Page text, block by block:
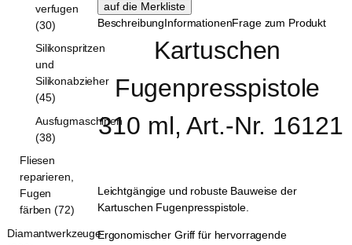
BeschreibungInformationenFrage zum Produkt
Kartuschen
Fugenpresspistole
310 ml, Art.-Nr. 16121
Leichtgängige und robuste Bauweise der
Kartuschen Fugenpresspistole.
Ergonomischer Griff für hervorragende
verfugen
(30)
Silikonspritzen
und
Silikonabzieher
(45)
Ausfugmaschinen
(38)
Fliesen
reparieren,
Fugen
färben (72)
Diamantwerkzeuge